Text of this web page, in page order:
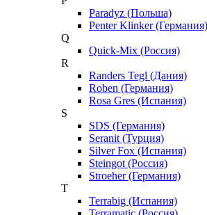
Paradyz (Польша)
Penter Klinker (Германия)
Q
Quick-Mix (Россия)
R
Randers Tegl (Дания)
Roben (Германия)
Rosa Gres (Испания)
S
SDS (Германия)
Seranit (Турция)
Silver Fox (Испания)
Steingot (Россия)
Stroeher (Германия)
T
Terrabig (Испания)